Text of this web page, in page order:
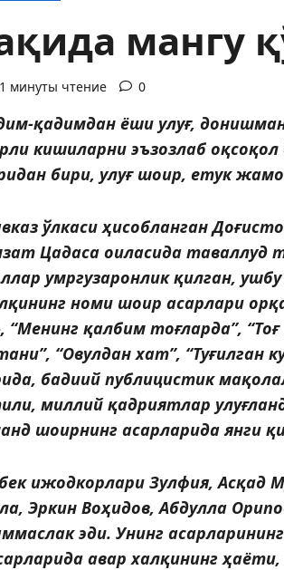
мангу
1 минуты чтение 0
қадимдан ёши улуғ,
кишиларни эъзозлаб
бири, улуғ шоир, етук
ўлкаси ҳисобланган
Цадаса оиласида таваллуд
умргузаронлик қилган,
номи шоир асарлари
“Менинг қалбим тоғларда”,
“Овулдан хат”,
бадиий публицистик
миллий қадриятлар
шоирнинг асарларида янги
ижодкорлари Зулфия, Асқад
Эркин Воҳидов, Абдулла
эди. Унинг
авар халқининг